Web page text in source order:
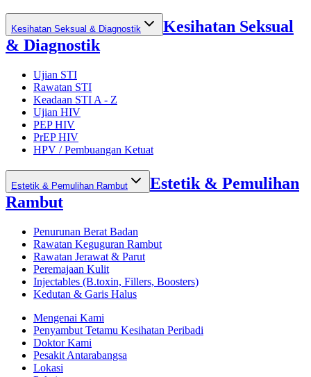
Kesihatan Seksual & Diagnostik
Kesihatan Seksual
& Diagnostik
Ujian STI
Rawatan STI
Keadaan STI A - Z
Ujian HIV
PEP HIV
PrEP HIV
HPV / Pembuangan Ketuat
Estetik & Pemulihan Rambut
Estetik & Pemulihan
Rambut
Penurunan Berat Badan
Rawatan Keguguran Rambut
Rawatan Jerawat & Parut
Peremajaan Kulit
Injectables (B.toxin, Fillers, Boosters)
Kedutan & Garis Halus
Mengenai Kami
Penyambut Tetamu Kesihatan Peribadi
Doktor Kami
Pesakit Antarabangsa
Lokasi